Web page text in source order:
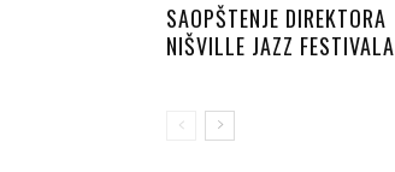
SAOPŠTENJE DIREKTORA
NIŠVILLE JAZZ FESTIVALA